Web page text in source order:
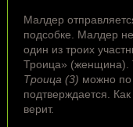
Малдер
подсобке. Малдер
один из троих
Троица» (женщина).
Троица (3) можно по
подтверждается.
верит.